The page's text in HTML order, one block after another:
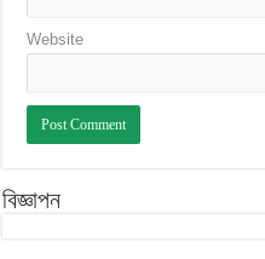
Website
বিজ্ঞাপন